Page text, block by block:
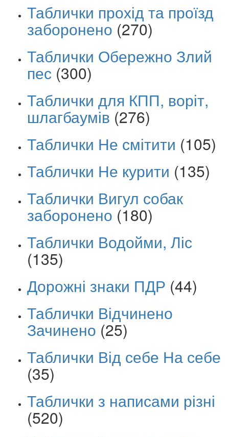
Таблички прохід та проїзд
заборонено (270)
Таблички Обережно Злий
пес (300)
Таблички для КПП, воріт,
шлагбаумів (276)
Таблички Не смітити (105)
Таблички Не курити (135)
Таблички Вигул собак
заборонено (180)
Таблички Водойми, Ліс
(135)
Дорожні знаки ПДР (44)
Таблички Відчинено
Зачинено (25)
Таблички Від себе На себе
(35)
Таблички з написами різні
(520)